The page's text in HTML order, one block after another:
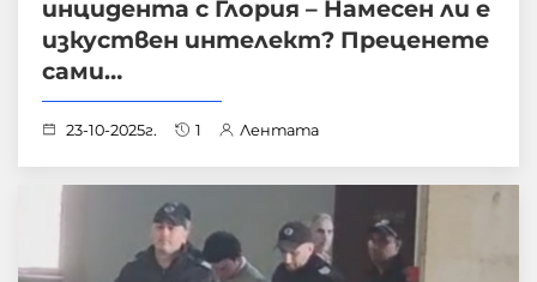
инцидента с Глория – Намесен ли е
изкуствен интелект? Преценете
сами…
23-10-2025г. 1 Лентата